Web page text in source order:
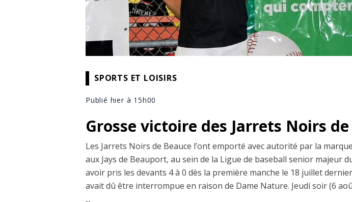
SPORTS ET LOISIRS
Publié hier à 15h00
Grosse victoire des Jarrets Noirs
Les Jarrets Noirs de Beauce l’ont emporté avec autorité par la
aux Jays de Beauport, au sein de la Ligue de baseball senior majeur
avoir pris les devants 4 à 0 dès la première manche le 18 juillet
avait dû être interrompue en raison de Dame Nature. Jeudi soir (6
...